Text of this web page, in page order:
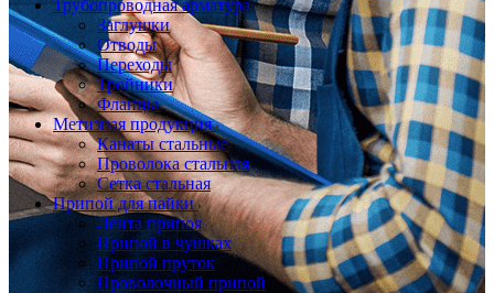
Трубопроводная арматура
Заглушки
Отводы
Переходы
Тройники
Фланцы
Метизная продукция
Канаты стальные
Проволока стальная
Сетка стальная
Припой для пайки
Лента припоя
Припой в чушках
Припой пруток
Проволочный припой